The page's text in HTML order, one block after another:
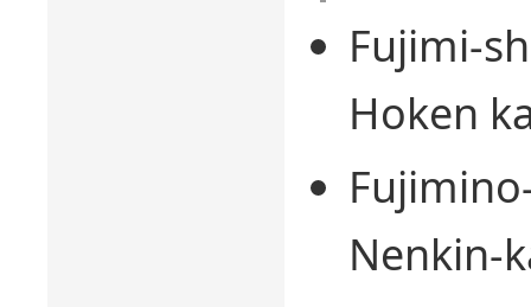
Fujimi-
Hoken
Nenkin-